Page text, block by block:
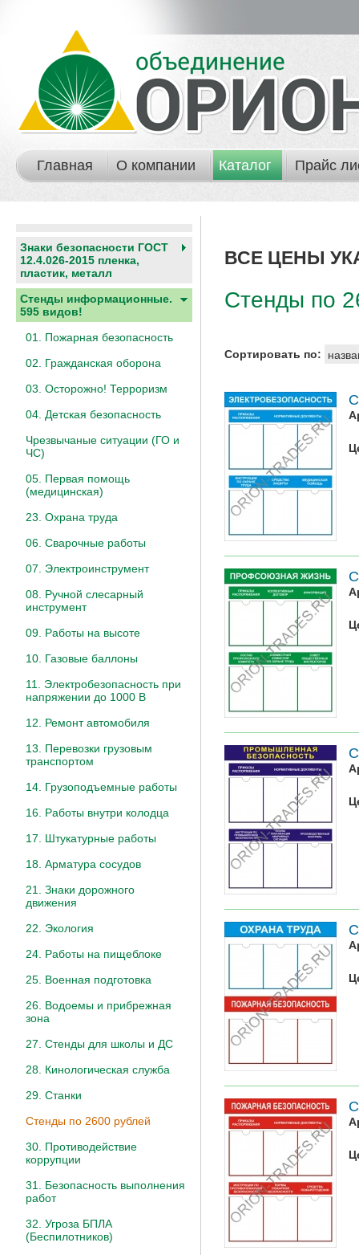
Главная О компании Каталог Прайс
Знаки безопасности ГОСТ
12.4.026-2015 пленка,
пластик, металл
Стенды информационные.
595 видов!
01. Пожарная безопасность
02. Гражданская оборона
03. Осторожно! Терроризм
04. Детская безопасность
Чрезвычаные ситуации (ГО и
ЧС)
05. Первая помощь
(медицинская)
23. Охрана труда
06. Сварочные работы
07. Электроинструмент
08. Ручной слесарный
инструмент
09. Работы на высоте
10. Газовые баллоны
11. Электробезопасность при
напряжении до 1000 В
12. Ремонт автомобиля
13. Перевозки грузовым
транспортом
14. Грузоподъемные работы
16. Работы внутри колодца
17. Штукатурные работы
18. Арматура сосудов
21. Знаки дорожного
движения
22. Экология
24. Работы на пищеблоке
25. Военная подготовка
26. Водоемы и прибрежная
зона
27. Стенды для школы и ДС
28. Кинологическая служба
29. Станки
Стенды по 2600 рублей
30. Противодействие
коррупции
31. Безопасность выполнения
работ
32. Угроза БПЛА
(Беспилотников)
ВСЕ ЦЕНЫ
Стенды по
Сортировать по: